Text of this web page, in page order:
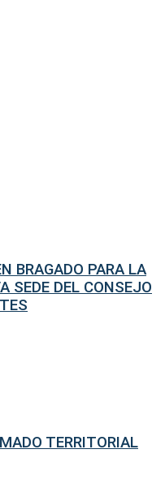
BRAGADO PARA LA
SEDE DEL CONSEJO
TERRITORIAL